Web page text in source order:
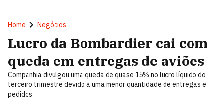
Home Negócios
Lucro da Bombardier cai com
queda em entregas de aviões
Companhia divulgou uma queda de quase 15% no lucro líquido do
terceiro trimestre devido a uma menor quantidade de entregas e
pedidos